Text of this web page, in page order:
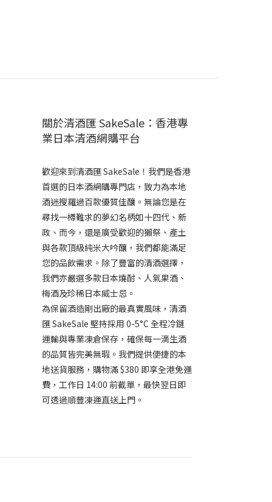
關於清酒匯 SakeSale：香港專
業日本清酒網購平台
歡迎來到清酒匯 SakeSale！我們是香港
首選的日本酒網購專門店，致力為本地
酒迷搜羅過百款優質佳釀。無論您是在
尋找一樽難求的夢幻名柄如十四代、新
政、而今，還是廣受歡迎的獺祭、產土
與各款頂級純米大吟釀，我們都能滿足
您的品飲需求。除了豐富的清酒選擇，
我們亦嚴選多款日本燒酎、人氣果酒、
梅酒及珍稀日本威士忌。
為保留酒造剛出廠的最真實風味，清酒
匯 SakeSale 堅持採用 0-5°C 全程冷鏈
運輸與專業凍倉保存，確保每一滴生酒
的品質皆完美無瑕。我們提供便捷的本
地送貨服務，購物滿 $380 即享全港免運
費，工作日 14:00 前截單，最快翌日即
可透過順豐凍運直送上門。